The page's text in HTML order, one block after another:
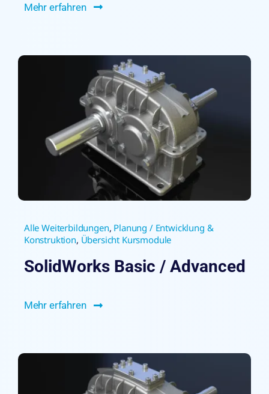
Mehr erfahren
Alle Weiterbildungen, Planung / Entwicklung &
Konstruktion, Übersicht Kursmodule
SolidWorks Basic / Advanced
Mehr erfahren